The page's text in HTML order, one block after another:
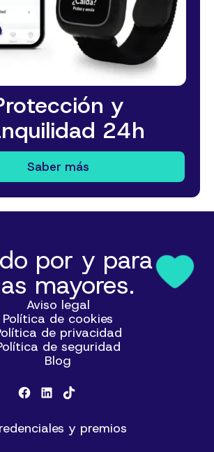
y
24h
Saber más
por y para
mayores.
Aviso legal
Política de cookies
de privacidad
de seguridad
Blog
y premios